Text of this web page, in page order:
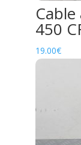
450
19.00€